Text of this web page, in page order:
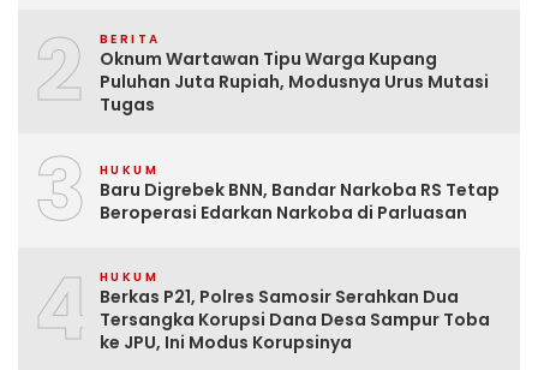
2 BERITA
Oknum Wartawan Tipu Warga Kupang
Puluhan Juta Rupiah, Modusnya Urus Mutasi
Tugas
3 HUKUM
Baru Digrebek BNN, Bandar Narkoba RS Tetap
Beroperasi Edarkan Narkoba di Parluasan
4 HUKUM
Berkas P21, Polres Samosir Serahkan Dua
Tersangka Korupsi Dana Desa Sampur Toba
ke JPU, Ini Modus Korupsinya